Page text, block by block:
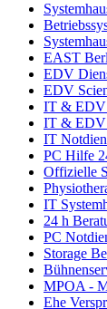
EAST
EDV
EDV
IT & EDV
IT & EDV
IT
PC Hilfe
Offizielle
IT
24 h
PC
Storage
MPOA -
Ehe